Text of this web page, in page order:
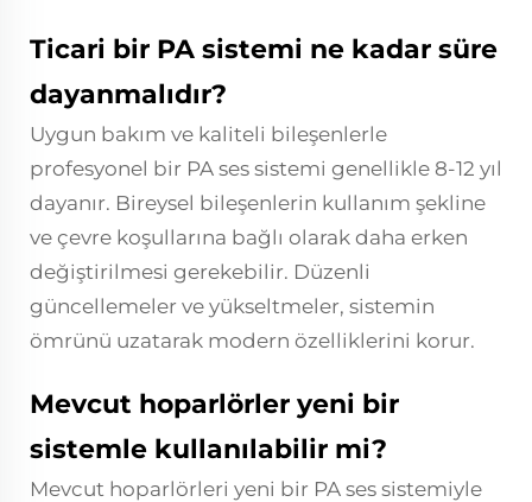
Ticari bir PA sistemi ne kadar süre
dayanmalıdır?
Uygun bakım ve kaliteli bileşenlerle
profesyonel bir PA ses sistemi genellikle 8-12 yıl
dayanır. Bireysel bileşenlerin kullanım şekline
ve çevre koşullarına bağlı olarak daha erken
değiştirilmesi gerekebilir. Düzenli
güncellemeler ve yükseltmeler, sistemin
ömrünü uzatarak modern özelliklerini korur.
Mevcut hoparlörler yeni bir
sistemle kullanılabilir mi?
Mevcut hoparlörleri yeni bir PA ses sistemiyle